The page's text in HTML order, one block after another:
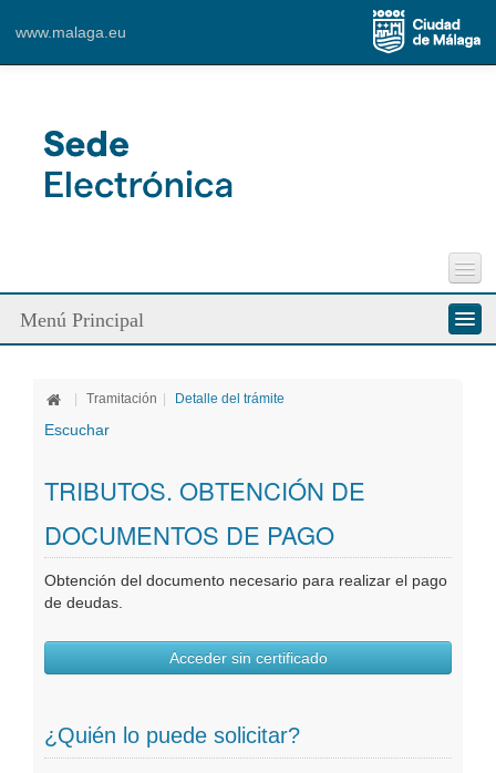
www.malaga.eu
Perfil del Contratante
Incidencias Vía Pública
Menú Principal
Ciudadanos
Oficinas Virtuales
Publicaciones
Tramitación Detalle del trámite
Escuchar
TRIBUTOS. OBTENCIÓN DE
DOCUMENTOS DE PAGO
Obtención del documento necesario para realizar el pago
de deudas.
Acceder sin certificado
¿Quién lo puede solicitar?